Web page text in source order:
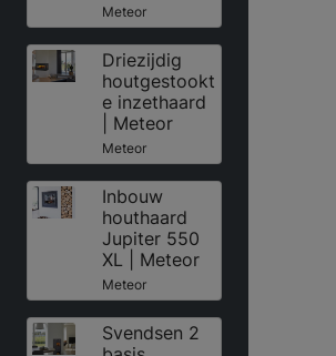
Meteor
Driezijdig
houtgestookt
e inzethaard
| Meteor
Meteor
Inbouw
houthaard
Jupiter 550
XL | Meteor
Meteor
Svendsen 2